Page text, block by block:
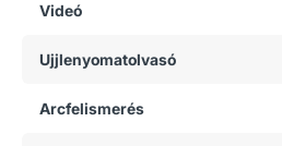
Videó
Ujjlenyomatolvasó
Arcfelismerés